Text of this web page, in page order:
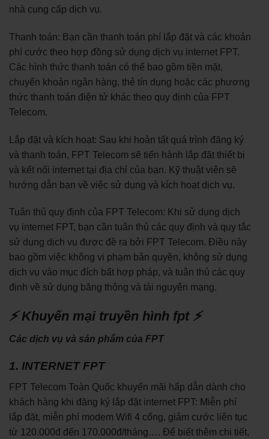
nhà cung cấp dịch vụ.
Thanh toán: Bạn cần thanh toán phí lắp đặt và các khoản
phí cước theo hợp đồng sử dụng dịch vụ internet FPT.
Các hình thức thanh toán có thể bao gồm tiền mặt,
chuyển khoản ngân hàng, thẻ tín dụng hoặc các phương
thức thanh toán điện tử khác theo quy định của FPT
Telecom.
Lắp đặt và kích hoạt: Sau khi hoàn tất quá trình đăng ký
và thanh toán, FPT Telecom sẽ tiến hành lắp đặt thiết bị
và kết nối internet tại địa chỉ của bạn. Kỹ thuật viên sẽ
hướng dẫn bạn về việc sử dụng và kích hoạt dịch vụ.
Tuân thủ quy định của FPT Telecom: Khi sử dụng dịch
vụ internet FPT, bạn cần tuân thủ các quy định và quy tắc
sử dụng dịch vụ được đề ra bởi FPT Telecom. Điều này
bao gồm việc không vi phạm bản quyền, không sử dụng
dịch vụ vào mục đích bất hợp pháp, và tuân thủ các quy
định về sử dụng băng thông và tài nguyên mạng.
⚡ Khuyến mại truyền hình fpt ⚡
Các dịch vụ và sản phẩm của FPT
1. INTERNET FPT
FPT Telecom Toàn Quốc khuyến mãi hấp dẫn dành cho
khách hàng khi đăng ký lắp đặt internet FPT: Miễn phí
lắp đặt, miễn phí modem Wifi 4 cổng, giảm cước liên tục
từ 120.000đ đến 170.000đ/tháng…. Để biết thêm chi tiết,